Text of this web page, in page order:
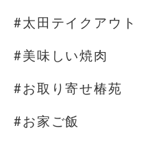
#太田テイクアウト
#美味しい焼肉
#お取り寄せ椿苑
#お家ご飯